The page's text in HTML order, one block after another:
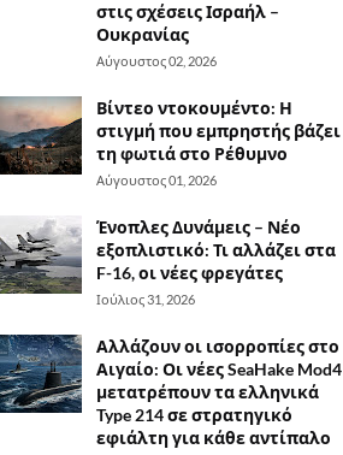
στις σχέσεις Ισραήλ –
Ουκρανίας
Αύγουστος 02, 2026
Βίντεο ντοκουμέντο: Η
στιγμή που εμπρηστής βάζει
τη φωτιά στο Ρέθυμνο
Αύγουστος 01, 2026
Ένοπλες Δυνάμεις – Νέο
εξοπλιστικό: Τι αλλάζει στα
F-16, οι νέες φρεγάτες
Ιούλιος 31, 2026
Αλλάζουν οι ισορροπίες στο
Αιγαίο: Οι νέες SeaHake Mod4
μετατρέπουν τα ελληνικά
Type 214 σε στρατηγικό
εφιάλτη για κάθε αντίπαλο